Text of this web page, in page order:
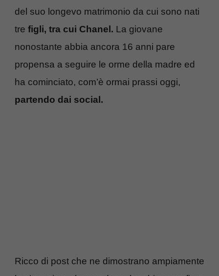
del suo longevo matrimonio da cui sono nati
tre figli, tra cui Chanel. La giovane
nonostante abbia ancora 16 anni pare
propensa a seguire le orme della madre ed
ha cominciato, com’è ormai prassi oggi,
partendo dai social.
Ricco di post che ne dimostrano ampiamente